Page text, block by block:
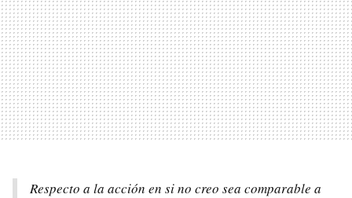
Respecto a la acción en si no creo sea comparable a